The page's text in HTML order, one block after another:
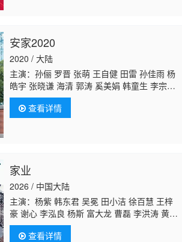
博 郑伟 战卫华 吴晓东 李艺科 姚金飞 封新
天 高强 石凉 周帅 乔晟一
男 曹磊 徐僧 王同辉 邢雨静 王
安家2020
2020 / 大陆
主演：孙俪 罗晋 张萌 王自健 田雷 孙佳雨 杨
皓宇 张晓谦 海清 郭涛 奚美娟 韩童生 李宗
翰 丁嘉丽 白志迪 胡可 郝平 王艺哲 梁超 代乐
乐 涂凌 杨昆 丁勇岱 董可飞 王志强 康群智 陈
牧扬 迟蓬 王景烁 吴玉芳 闫学晶 翟小兴 侯凯
前李凤绪 陈冠宁 晨阳 海铃 白庆琳 李菁 韦奕
波 田淼 万美汐 卢钲 徐才根 贺彬 陈颢文 宋
宁 高一清 是安 周野芒
查看详情
家业
2026 / 中国大陆
主演：杨紫 韩东君 吴冕 田小洁 徐百慧 王梓
豪 谢心 李泓良 杨斯 富大龙 曹磊 李洪涛 黄
曼张喜前李宝安 朱辉 刘涛 刘凯 红花 周
知 李春嫒 王婉娟 王玉宁 李煜 舒燕 付嘉 王文
查看详情